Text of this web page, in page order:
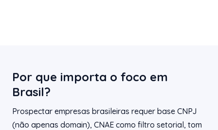
Por que importa o foco em
Brasil?
Prospectar empresas brasileiras requer base CNPJ
(não apenas domain), CNAE como filtro setorial, tom